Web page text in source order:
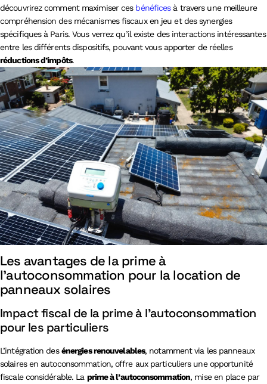
découvrirez comment maximiser ces bénéficesà travers une meilleure
compréhension des mécanismes fiscaux en jeu et des synergies
spécifiques à Paris. Vous verrez qu’il existe des interactions intéressantes
entre les différents dispositifs, pouvant vous apporter de réelles
réductions d’impôts.
Les avantages de la prime à
l’autoconsommation pour la location de
panneaux solaires
Impact fiscal de la prime à l’autoconsommation
pour les particuliers
L’intégration desénergies renouvelables, notamment via les panneaux
solaires en autoconsommation, offre aux particuliers une opportunité
fiscale considérable. La prime à l’autoconsommation, mise en place par